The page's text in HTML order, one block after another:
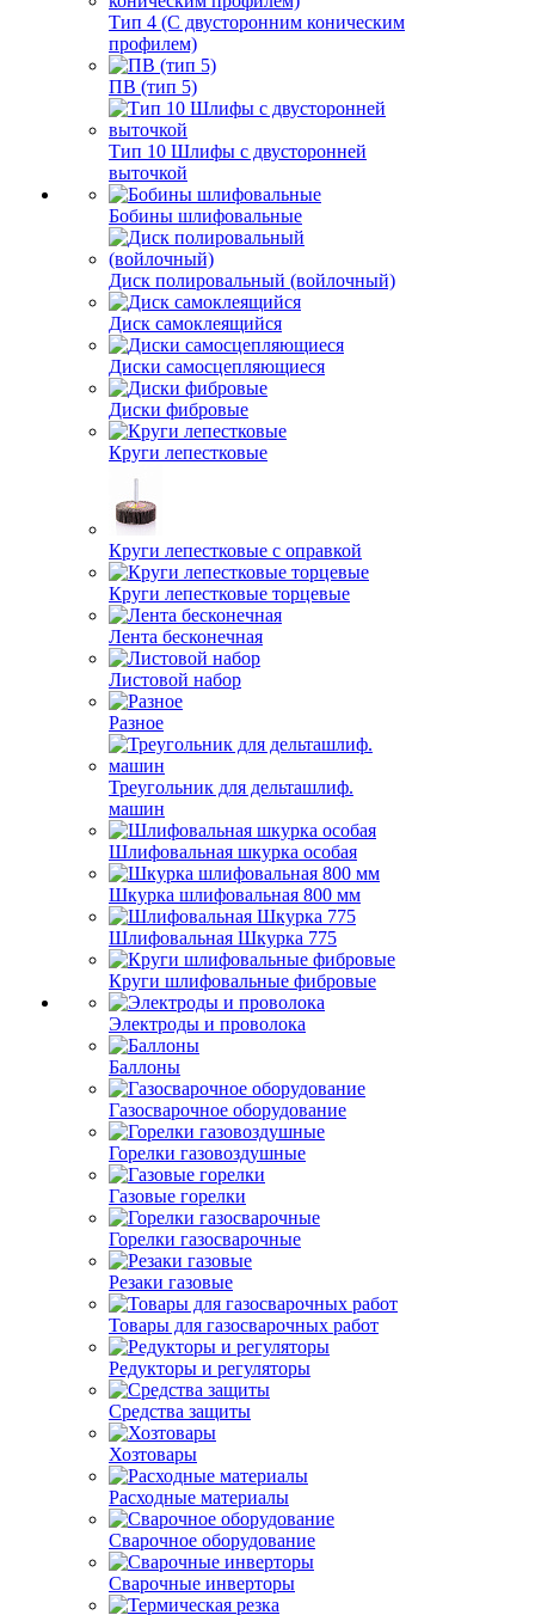
Тип 4 (С двусторонним коническим
профилем)
ПВ (тип 5)
Тип 10 Шлифы с двусторонней
выточкой
Бобины шлифовальные
Диск полировальный (войлочный)
Диск самоклеящийся
Диски самосцепляющиеся
Диски фибровые
Круги лепестковые
Круги лепестковые с оправкой
Круги лепестковые торцевые
Лента бесконечная
Листовой набор
Разное
Треугольник для дельташлиф.
машин
Шлифовальная шкурка особая
Шкурка шлифовальная 800 мм
Шлифовальная Шкурка 775
Круги шлифовальные фибровые
Электроды и проволока
Баллоны
Газосварочное оборудование
Горелки газовоздушные
Газовые горелки
Горелки газосварочные
Резаки газовые
Товары для газосварочных работ
Редукторы и регуляторы
Средства защиты
Хозтовары
Расходные материалы
Сварочное оборудование
Сварочные инверторы